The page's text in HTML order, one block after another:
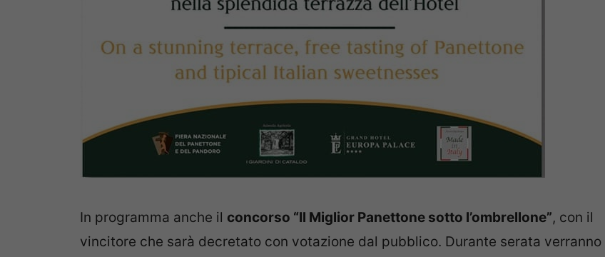
In programma anche il concorso “Il Miglior Panettone sotto l’ombrellone”, con il
vincitore che sarà decretato con votazione dal pubblico. Durante serata verranno